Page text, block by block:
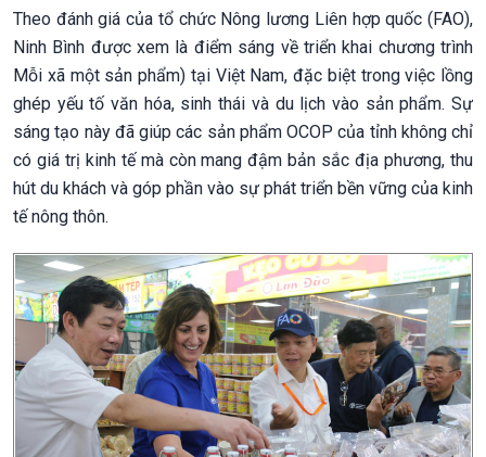
Theo đánh giá của tổ chức Nông lương Liên hợp quốc (FAO),
Ninh Bình được xem là điểm sáng về triển khai chương trình
Mỗi xã một sản phẩm) tại Việt Nam, đặc biệt trong việc lồng
ghép yếu tố văn hóa, sinh thái và du lịch vào sản phẩm. Sự
sáng tạo này đã giúp các sản phẩm OCOP của tỉnh không chỉ
có giá trị kinh tế mà còn mang đậm bản sắc địa phương, thu
hút du khách và góp phần vào sự phát triển bền vững của kinh
tế nông thôn.